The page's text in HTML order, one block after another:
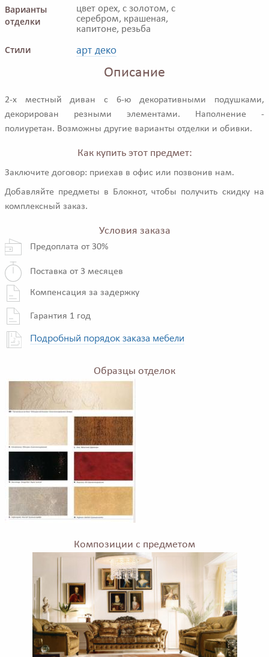
Варианты
отделки
цвет орех, с золотом, с
серебром, крашеная,
капитоне, резьба
Стили арт деко
Описание
2-х местный диван с 6-ю декоративными подушками,
декорирован резными элементами. Наполнение -
полиуретан. Возможны другие варианты отделки и обивки.
Как купить этот предмет:
Заключите договор: приехав в офис или позвонив нам.
Добавляйте предметы в Блокнот, чтобы получить скидку на
комплексный заказ.
Условия заказа
Предоплата от 30%
Поставка от 3 месяцев
Компенсация за задержку
Гарантия 1 год
Подробный порядок заказа мебели
Образцы отделок
Композиции с предметом